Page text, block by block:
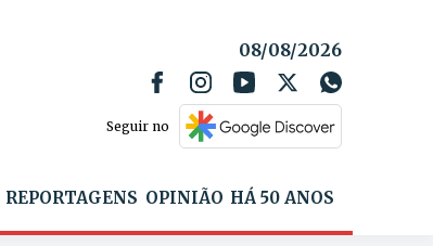
08/08/2026
Seguir no
REPORTAGENS OPINIÃO HÁ 50 ANOS